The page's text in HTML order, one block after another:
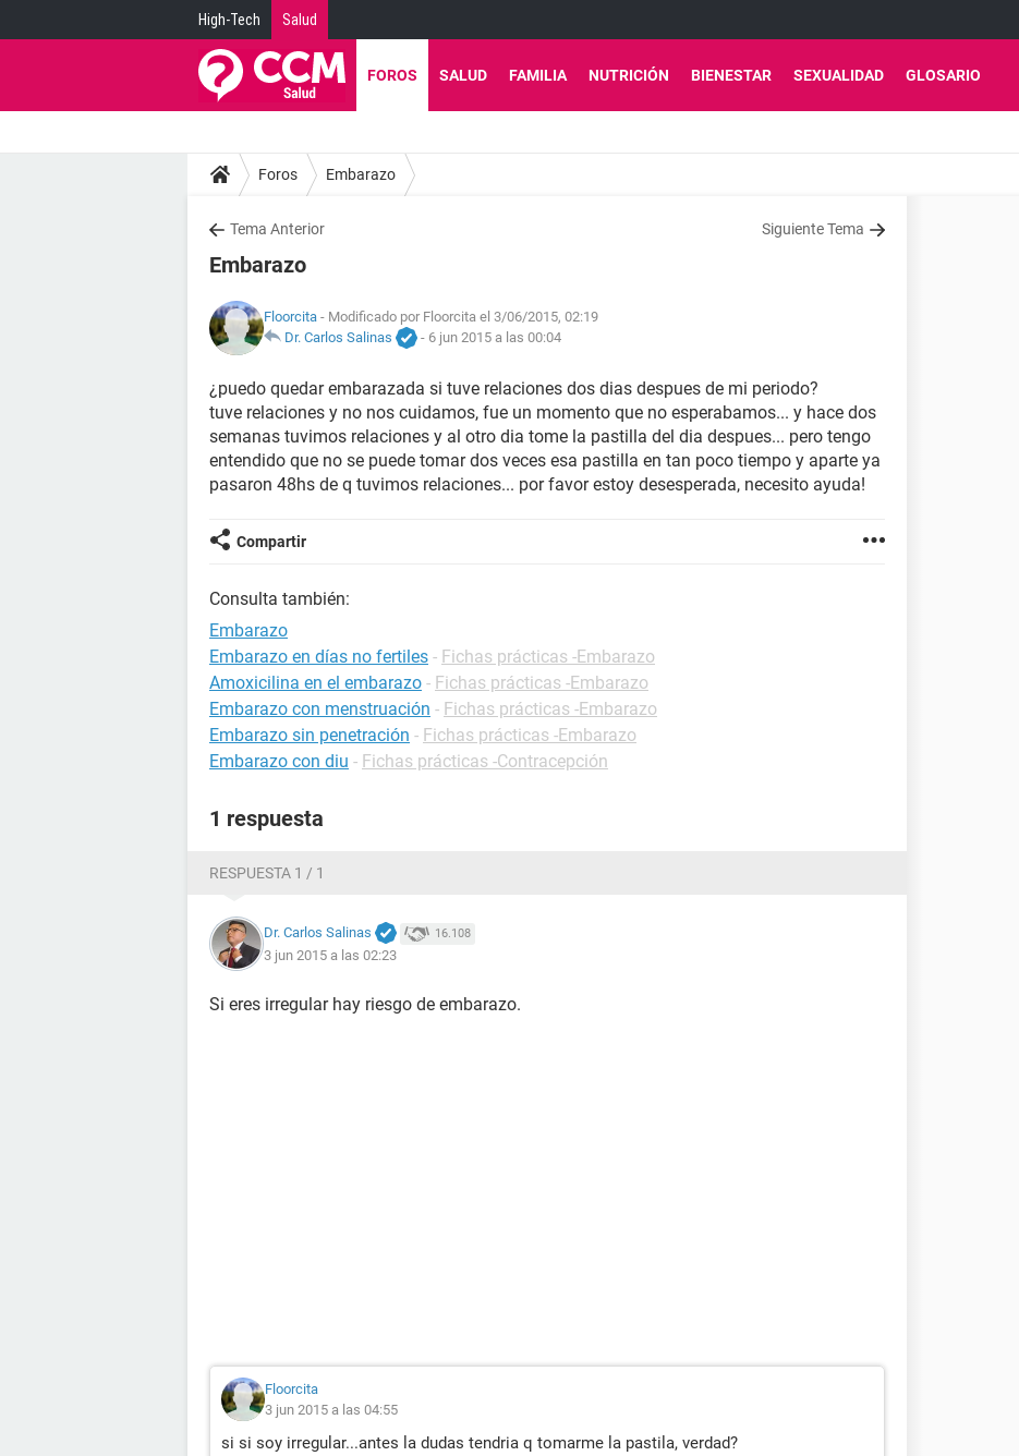
High-Tech Salud
FOROS SALUD FAMILIA NUTRICIÓN BIENESTAR SEXUALIDAD GLOSARIO
Foros Embarazo
Tema Anterior Siguiente Tema
Embarazo
Floorcita - Modificado por Floorcita el 3/06/2015, 02:19
Dr. Carlos Salinas
- 6 jun 2015 a las 00:04
¿puedo quedar embarazada si tuve relaciones dos dias despues de mi periodo?
tuve relaciones y no nos cuidamos, fue un momento que no esperabamos... y hace dos
semanas tuvimos relaciones y al otro dia tome la pastilla del dia despues... pero tengo
entendido que no se puede tomar dos veces esa pastilla en tan poco tiempo y aparte ya
pasaron 48hs de q tuvimos relaciones... por favor estoy desesperada, necesito ayuda!
Compartir
Consulta también:
Embarazo
Embarazo en días no fertiles - Fichas prácticas -Embarazo
Amoxicilina en el embarazo - Fichas prácticas -Embarazo
Embarazo con menstruación - Fichas prácticas -Embarazo
Embarazo sin penetración - Fichas prácticas -Embarazo
Embarazo con diu - Fichas prácticas -Contracepción
1 respuesta
RESPUESTA 1 / 1
Dr. Carlos Salinas 16.108
3 jun 2015 a las 02:23
Si eres irregular hay riesgo de embarazo.
Floorcita
3 jun 2015 a las 04:55
si si soy irregular...antes la dudas tendria q tomarme la pastila, verdad?